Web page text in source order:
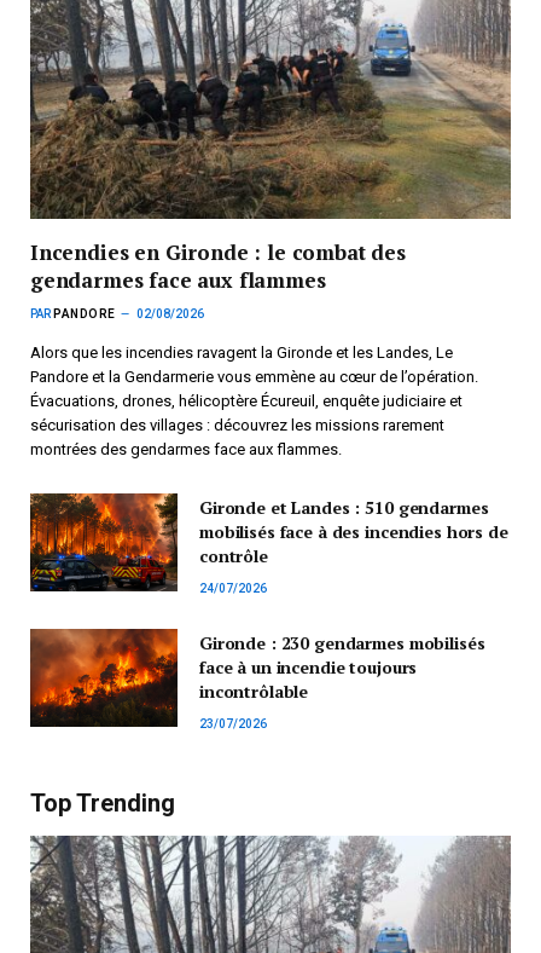
Incendies en Gironde : le combat des
gendarmes face aux flammes
PAR PANDORE 02/08/2026
Alors que les incendies ravagent la Gironde et les Landes, Le
Pandore et la Gendarmerie vous emmène au cœur de l’opération.
Évacuations, drones, hélicoptère Écureuil, enquête judiciaire et
sécurisation des villages : découvrez les missions rarement
montrées des gendarmes face aux flammes.
Gironde et Landes : 510 gendarmes
mobilisés face à des incendies hors de
contrôle
24/07/2026
Gironde : 230 gendarmes mobilisés
face à un incendie toujours
incontrôlable
23/07/2026
Top Trending